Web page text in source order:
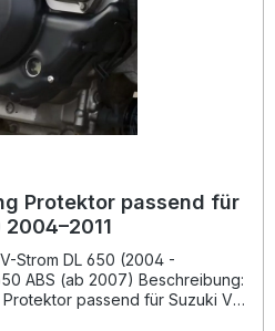
Protektor passend für
Strom DL 650 (2004 -
ABS (ab 2007) Beschreibung:
passend für Suzuki V-